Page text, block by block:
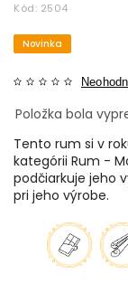
Kód: 2504
Novinka
Položka bola
Tento rum si v
kategórii Rum -
podčiarkuje jeho
pri jeho výrobe.